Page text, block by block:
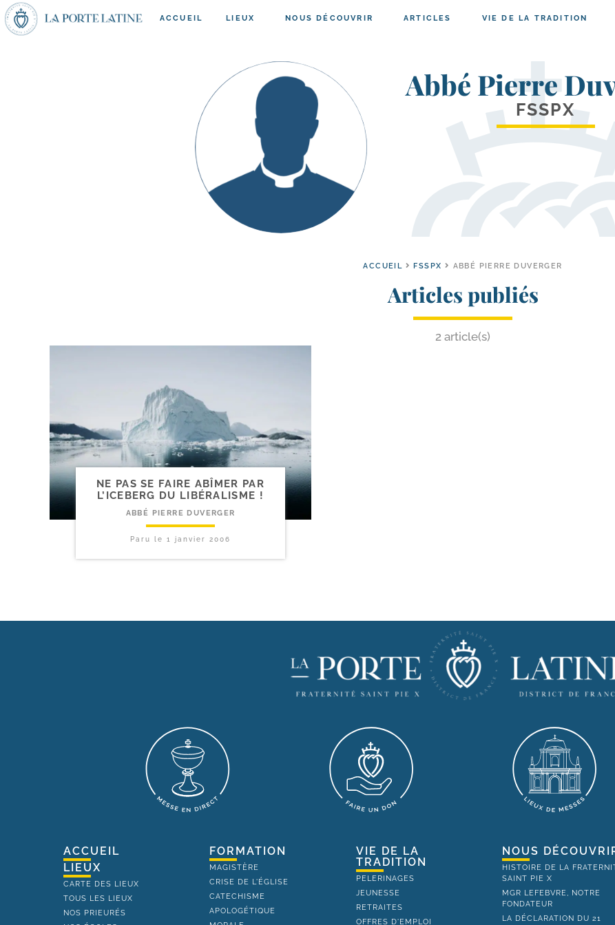
ACCUEIL LIEUX NOUS DÉCOUVRIR ARTICLES VIE DE LA TRADITION
Abbé Pierre
FSSPX
ACCUEIL FSSPX ABBÉ PIERRE DUVERGER
Articles publiés
2 article(s)
NE PAS SE FAIRE ABÎMER PAR
L’ICEBERG DU LIBÉRALISME !
ABBÉ PIERRE DUVERGER
Paru le 1 janvier 2006
ACCUEIL
LIEUX
CARTE DES LIEUX
TOUS LES LIEUX
NOS PRIEURÉS
FORMATION
MAGISTÈRE
CRISE DE L'ÉGLISE
CATECHISME
APOLOGÉTIQUE
VIE DE LA
TRADITION
PELERINAGES
JEUNESSE
RETRAITES
OFFRES D'EMPLOI
NOUS
HISTOIRE DE LA
SAINT PIE X
MGR LEFEBVRE, NOTRE
FONDATEUR
LA DÉCLARATION DU 21